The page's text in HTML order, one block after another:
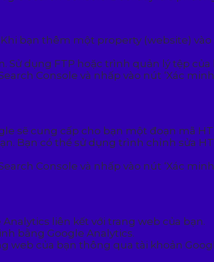
bạn thêm một property (website) vào
Sử dụng FTP hoặc trình quản lý tệp
Console và nhấp vào nút ‘Xác
sẽ cung cấp cho bạn một đoạn mã
Bạn có thể sử dụng trình chỉnh sửa
Console và nhấp vào nút ‘Xác
liên kết với trang web của bạn.
bằng Google Analytics.
web của bạn thông qua tài khoản